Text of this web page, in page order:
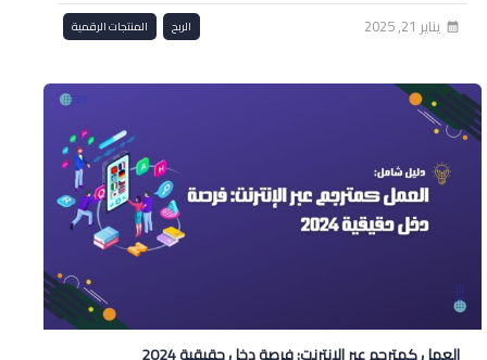
calendar_month يناير 21, 2025 الربح المنتجات الرقمية